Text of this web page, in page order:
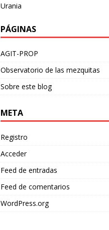
Urania
PÁGINAS
AGIT-PROP
Observatorio de las mezquitas
Sobre este blog
META
Registro
Acceder
Feed de entradas
Feed de comentarios
WordPress.org